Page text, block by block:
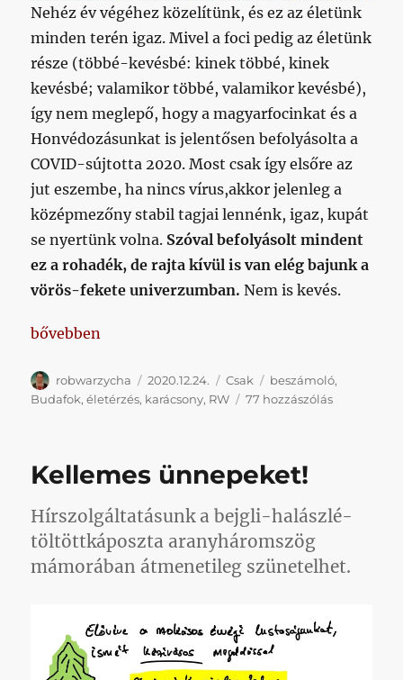
Nehéz év végéhez közelítünk, és ez az életünk
minden terén igaz. Mivel a foci pedig az életünk
része (többé-kevésbé: kinek többé, kinek
kevésbé; valamikor többé, valamikor kevésbé),
így nem meglepő, hogy a magyarfocinkat és a
Honvédozásunkat is jelentősen befolyásolta a
COVID-sújtotta 2020. Most csak így elsőre az
jut eszembe, ha nincs vírus,akkor jelenleg a
középmezőny stabil tagjai lennénk, igaz, kupát
se nyertünk volna. Szóval befolyásolt mindent
ez a rohadék, de rajta kívül is van elég bajunk a
vörös-fekete univerzumban. Nem is kevés.
„Extrém évhez extrém zárás egy, a szomszédos
bővebben
Szerző
robwarzycha Közzétéve
2020.12.24. Kategória
Csak Címke
beszámoló,
Budafok,életérzés, karácsony, RW 77 hozzászólásExtrém
szomszédos
kapó
mindent
Kellemes ünnepeket!
Hírszolgáltatásunk a bejgli-halászlé-
töltöttkáposzta aranyháromszög
mámorában átmenetileg szünetelhet.